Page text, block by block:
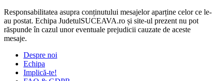
Responsabilitatea asupra conținutului mesajelor aparține celor ce le-
au postat. Echipa JudetulSUCEAVA.ro și site-ul prezent nu pot
răspunde în cazul unor eventuale prejudicii cauzate de aceste
mesaje.
Despre noi
Echipa
Implică-te!